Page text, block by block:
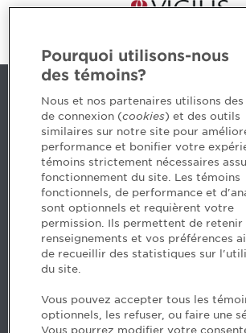
Contact us
5, Place Ville Marie, bureau 800,
H3B 2G2
www.cpaquebec.ca
Questions? Ask our team >
Want to make the Order a part of
our job offers >
Facebook - Devenir CPA
Instagram
Pourquoi utilisons-nous
des témoins?
Nous et nos partenaires utilisons
de connexion (cookies) et des outils
similaires sur notre site pour
performance et bonifier votre
témoins strictement nécessaires
fonctionnement du site. Les témoins
fonctionnels, de performance et
sont optionnels et requièrent votre
permission. Ils permettent de retenir
renseignements et vos préférences
de recueillir des statistiques sur
du site.
Vous pouvez accepter tous les
optionnels, les refuser, ou faire une
Vous pourrez modifier votre